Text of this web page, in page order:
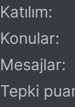
Katılım
Konular
Mesajlar
Tepki